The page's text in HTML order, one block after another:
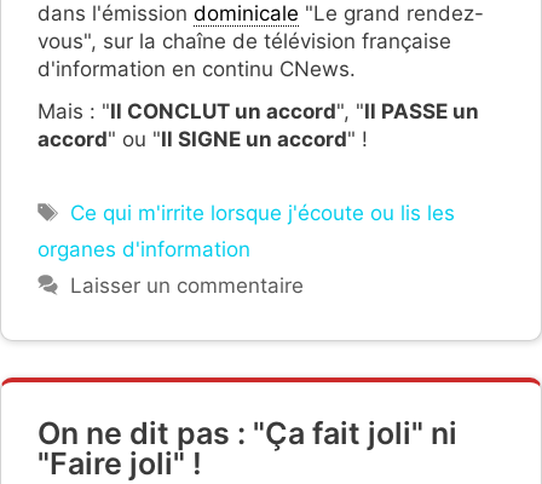
dans l'émission dominicale "Le grand rendez-
vous", sur la chaîne de télévision française
d'information en continu CNews.
Mais : "Il CONCLUT un accord", "Il PASSE un
accord" ou "Il SIGNE un accord" !
Étiquettes
Ce qui m'irrite lorsque j'écoute ou lis les
organes d'information
Laisser un commentaire
On ne dit pas : "Ça fait joli" ni
"Faire joli" !